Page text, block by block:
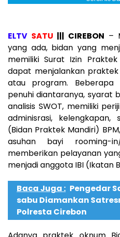
ELTV SATU ||| CIREBON –
yang ada, bidan yang
memiliki Surat Izin
dapat menjalankan
atau program.
penuhi diantaranya, syarat
analisis SWOT, memiliki
adminisrasi,
(Bidan Praktek Mandiri)
asuhan bayi rooming-
memberikan pelayanan
menjadi anggota IBI (Ikatan
Baca Juga : Pengedar
sabu Diamankan
Polresta Cirebon